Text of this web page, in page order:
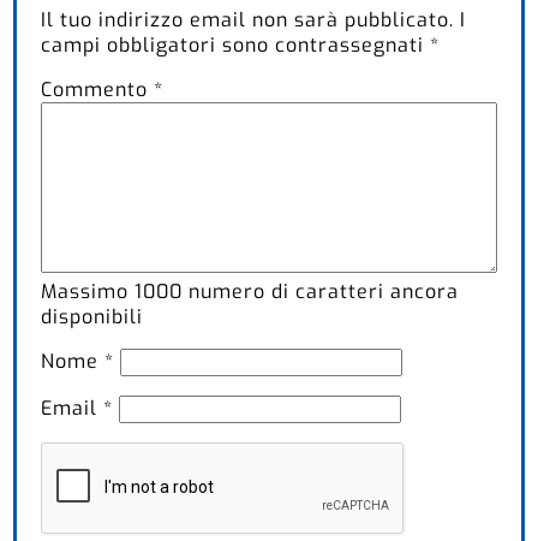
Il tuo indirizzo email non sarà pubblicato. I
campi obbligatori sono contrassegnati *
Commento *
Massimo1000 numero di caratteri ancora
disponibili
Nome *
Email *